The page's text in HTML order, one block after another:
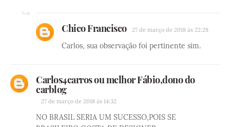
Chico Francisco 27 de março de 2018 às 22:28
Carlos, sua observação foi pertinente sim.
Carlos4carros ou melhor Fábio,dono do
carblog
27 de março de 2018 às 14:32
NO BRASIL SERIA UM SUCESSO,POIS SE